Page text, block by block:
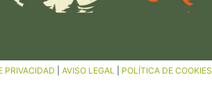
PRIVACIDAD AVISO LEGAL| POLÍTICA DE COOKIES